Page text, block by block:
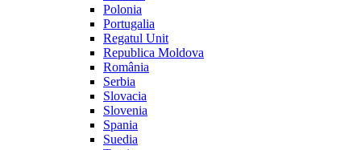
Polonia
Portugalia
Regatul Unit
Republica Moldova
România
Serbia
Slovacia
Slovenia
Spania
Suedia